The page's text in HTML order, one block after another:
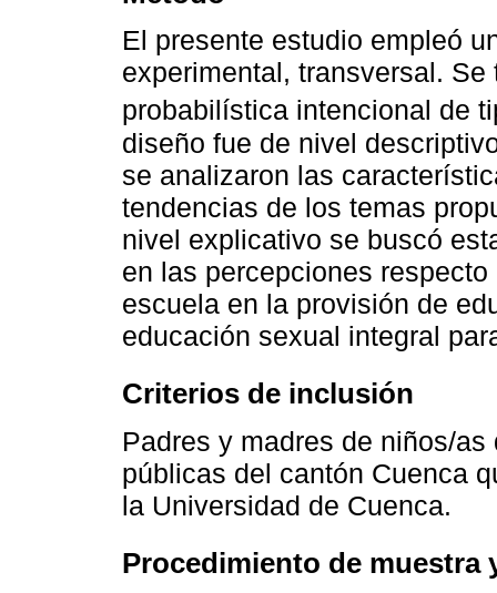
El presente estudio empleó
experimental, transversal.
probabilística intencional de
diseño fue de nivel
se analizaron las
tendencias de los temas
nivel explicativo se buscó
en las percepciones
escuela en la provisión de
educación sexual integral
Criterios de inclusión
Padres y madres de niños/
públicas del cantón Cuenca
la Universidad de Cuenca.
Procedimiento de muestra